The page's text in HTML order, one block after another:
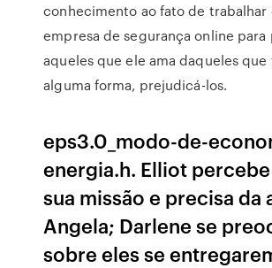
conhecimento ao fato de trabalhar
empresa de segurança online
aqueles que ele ama daqueles
alguma forma, prejudicá-los.
eps3.0_modo-de-
energia.h. Elliot
sua missão e precisa da
Angela; Darlene se
sobre eles se